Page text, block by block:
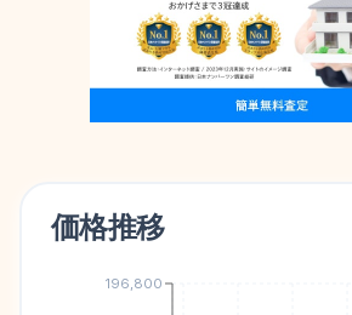
価格推移
196,800